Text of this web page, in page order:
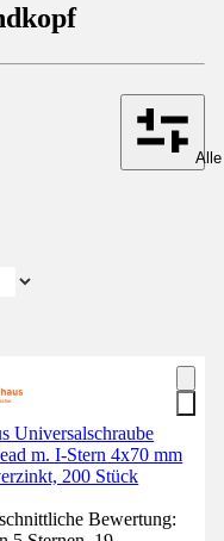
Universalschraube
m. I-Stern 4x70 mm
200 Stück
Bewertung: